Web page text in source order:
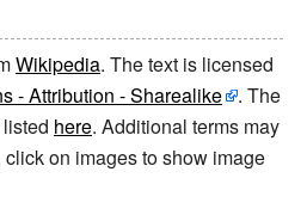
Wikipedia. The text is licensed
- Attribution - Sharealike
. The
here. Additional terms may
on images to show image